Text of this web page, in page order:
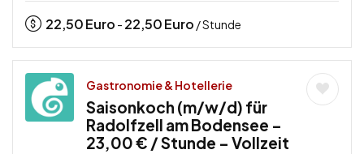
22,50Euro - 22,50Euro / Stunde
Gastronomie & Hotellerie
Saisonkoch (m/w/d) für
Radolfzell am Bodensee –
23,00 € / Stunde – Vollzeit